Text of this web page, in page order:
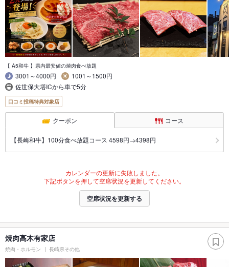
【 A5和牛 】県内最安値の焼肉食べ放題
3001～4000円
1001～1500円
佐世保大塔ICから車で5分
口コミ投稿特典対象店
クーポン コース
【長崎和牛】100分食べ放題コース 4598円→4398円
カレンダーの更新に失敗しました。
下記ボタンを押して空席状況を更新してください。
空席状況を更新する
焼肉高木有家店
焼肉・ホルモン 長崎県その他